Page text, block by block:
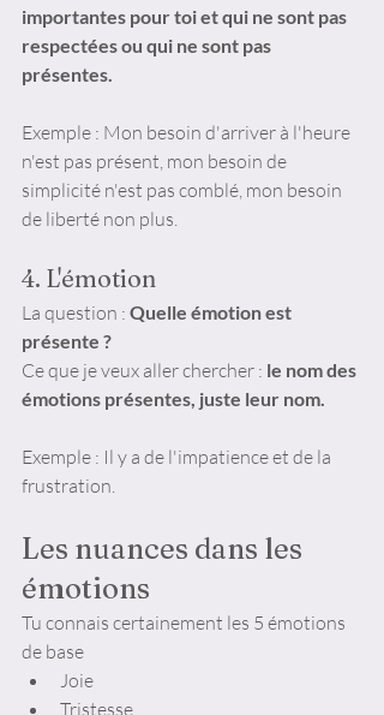
importantes pour toi et qui ne sont pas
respectées ou qui ne sont pas
présentes.
Exemple : Mon besoin d'arriver à l'heure
n'est pas présent, mon besoin de
simplicité n'est pas comblé, mon besoin
de liberté non plus.
4. L'émotion
La question : Quelle émotion est
présente ?
Ce que je veux aller chercher : le nom des
émotions présentes, juste leur nom.
Exemple : Il y a de l'impatience et de la
frustration.
Les nuances dans les
émotions
Tu connais certainement les 5 émotions
de base
Joie
Tristesse